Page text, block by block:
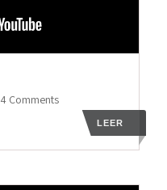
Comments
LEER